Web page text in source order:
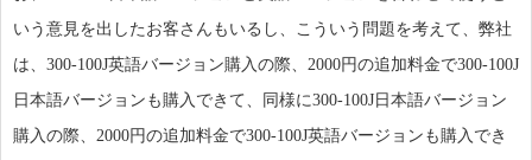
いう意見を出したお客さんもいるし、こういう問題を考えて、弊社
は、300-100J英語バージョン購入の際、2000円の追加料金で300-100J
日本語バージョンも購入できて、同様に300-100J日本語バージョン
購入の際、2000円の追加料金で300-100J英語バージョンも購入でき